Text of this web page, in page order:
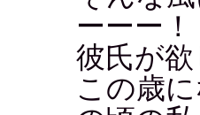
ーーー！
彼氏が
この歳